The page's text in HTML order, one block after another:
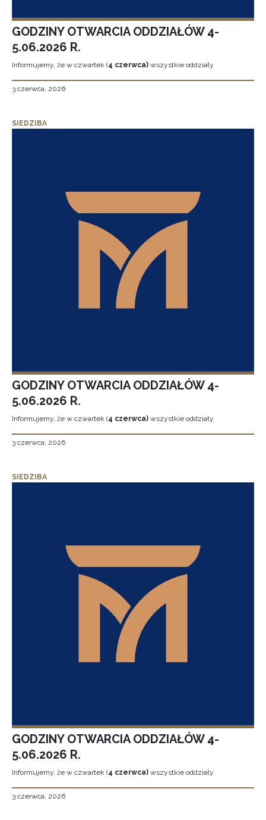
GODZINY OTWARCIA ODDZIAŁÓW 4-
5.06.2026 R.
Informujemy, że w czwartek (4 czerwca) wszystkie oddziały
3 czerwca, 2026
SIEDZIBA
GODZINY OTWARCIA ODDZIAŁÓW 4-
5.06.2026 R.
Informujemy, że w czwartek (4 czerwca) wszystkie oddziały
3 czerwca, 2026
SIEDZIBA
GODZINY OTWARCIA ODDZIAŁÓW 4-
5.06.2026 R.
Informujemy, że w czwartek (4 czerwca) wszystkie oddziały
3 czerwca, 2026